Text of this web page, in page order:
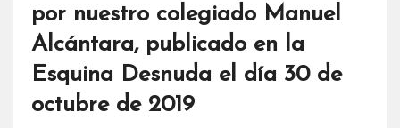
por nuestro colegiado Manuel
Alcántara, publicado en la
Esquina Desnuda el día 30 de
octubre de 2019